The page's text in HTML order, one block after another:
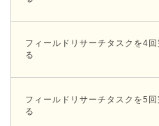
フィールドリサーチタスクを4回
る
フィールドリサーチタスクを5回
る